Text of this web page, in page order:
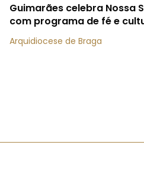
Guimarães celebra Nossa
com programa de fé e
Arquidiocese de Braga